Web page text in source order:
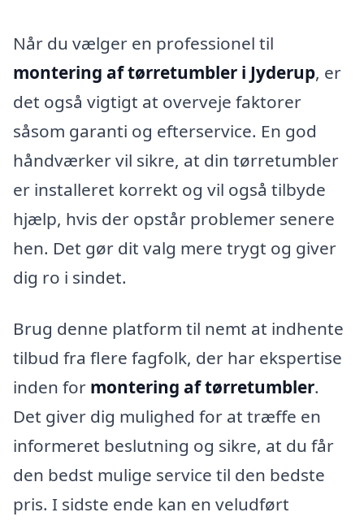
Når du vælger en professionel til
montering af tørretumbler i Jyderup, er
det også vigtigt at overveje faktorer
såsom garanti og efterservice. En god
håndværker vil sikre, at din tørretumbler
er installeret korrekt og vil også tilbyde
hjælp, hvis der opstår problemer senere
hen. Det gør dit valg mere trygt og giver
dig ro i sindet.
Brug denne platform til nemt at indhente
tilbud fra flere fagfolk, der har ekspertise
inden for montering af tørretumbler.
Det giver dig mulighed for at træffe en
informeret beslutning og sikre, at du får
den bedst mulige service til den bedste
pris. I sidste ende kan en veludført